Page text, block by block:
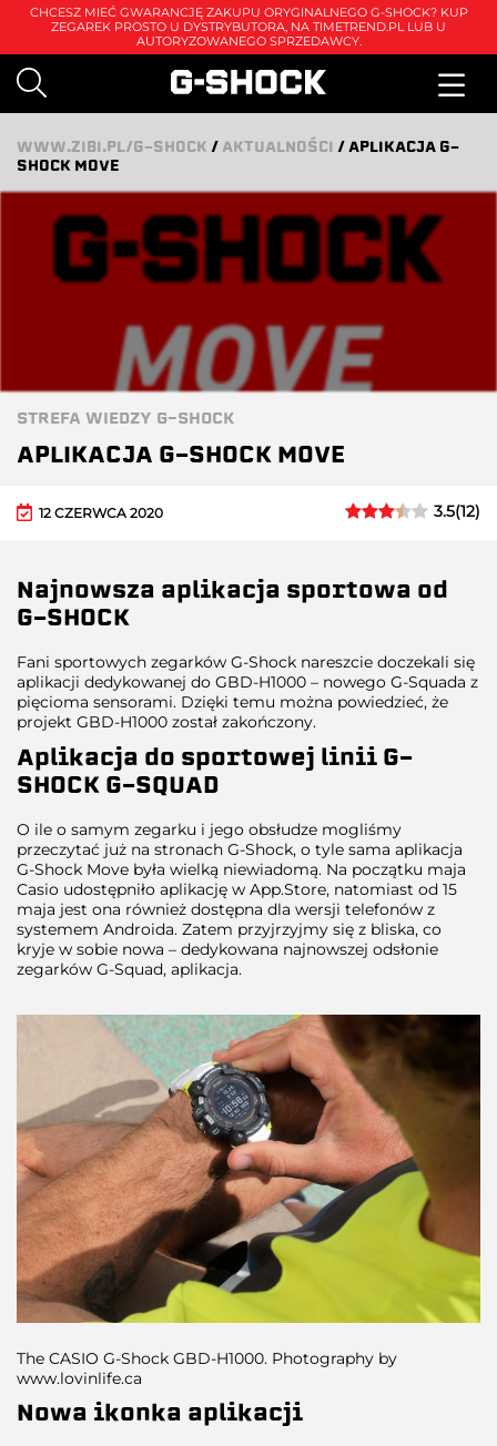
CHCESZ MIEĆ GWARANCJĘ ZAKUPU ORYGINALNEGO G-SHOCK? KUP
ZEGAREK PROSTO U DYSTRYBUTORA, NA TIMETREND.PL LUB U
AUTORYZOWANEGO SPRZEDAWCY.
WWW.ZIBI.PL/G-SHOCK / AKTUALNOŚCI /APLIKACJA G-
SHOCK MOVE
STREFA WIEDZY G-SHOCK
APLIKACJA G-SHOCK MOVE
12 CZERWCA 2020 3.5(12)
Najnowsza aplikacja sportowa od
G-SHOCK
Fani sportowych zegarków G-Shock nareszcie doczekali się
aplikacji dedykowanej do GBD-H1000 – nowego G-Squada z
pięcioma sensorami. Dzięki temu można powiedzieć, że
projekt GBD-H1000 został zakończony.
Aplikacja do sportowej linii G-
SHOCK G-SQUAD
O ile o samym zegarku i jego obsłudze mogliśmy
przeczytać już na stronach G-Shock, o tyle sama aplikacja
G-Shock Move była wielką niewiadomą. Na początku maja
Casio udostępniło aplikację w App.Store, natomiast od 15
maja jest ona również dostępna dla wersji telefonów z
systemem Androida. Zatem przyjrzyjmy się z bliska, co
kryje w sobie nowa – dedykowana najnowszej odsłonie
zegarków G-Squad, aplikacja.
The CASIO G-Shock GBD-H1000. Photography by
www.lovinlife.ca
Nowa ikonka aplikacji